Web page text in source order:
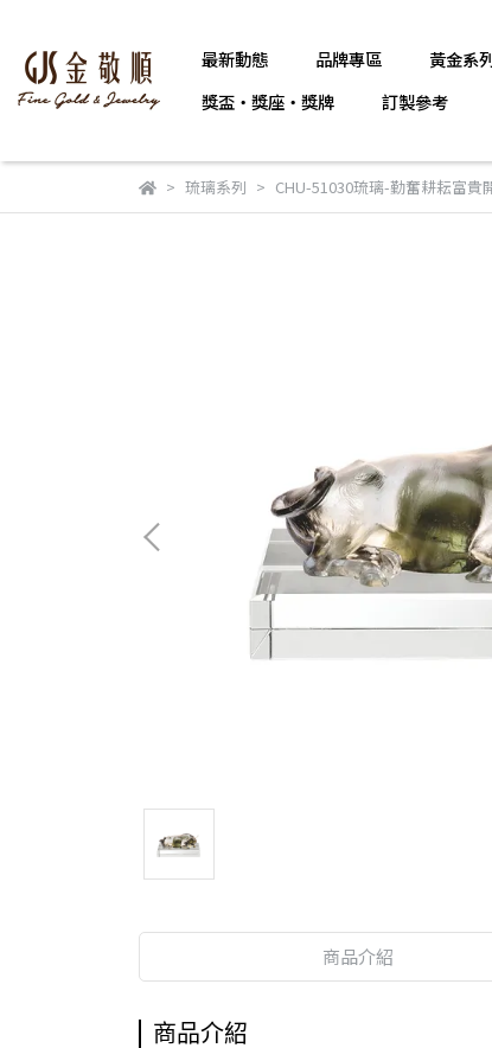
最新動態 品牌專區 黃金系
獎盃・獎座・獎牌
訂製參考
琉璃系列 CHU-51030琉璃-勤奮耕耘富貴
商品介紹
商品介紹